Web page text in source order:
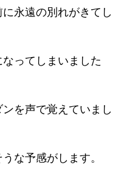
永遠の別れがきてし
ってしまいました
を声で覚えていまし
な予感がします。